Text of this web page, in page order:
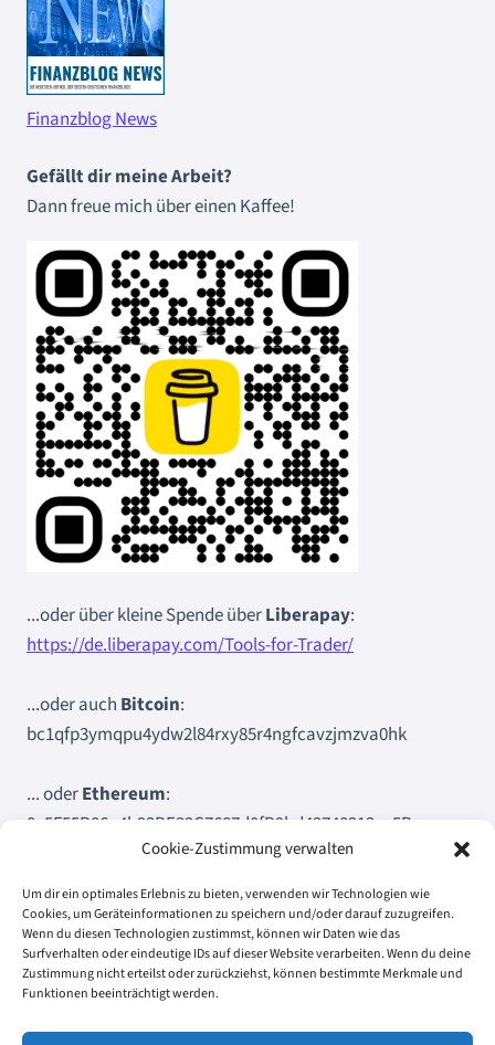
Cookie-Zustimmung verwalten
Um dir ein optimales Erlebnis zu bieten, verwenden wir Technologien wie
Cookies, um Geräteinformationen zu speichern und/oder darauf zuzugreifen.
Wenn du diesen Technologien zustimmst, können wir Daten wie das
Surfverhalten oder eindeutige IDs auf dieser Website verarbeiten. Wenn du deine
Zustimmung nicht erteilst oder zurückziehst, können bestimmte Merkmale und
Funktionen beeinträchtigt werden.
Finanzblog News
Gefällt dir meine Arbeit?
Dann freue mich über einen Kaffee!
...oder über kleine Spende überLiberapay:
https://de.liberapay.com/Tools-for-Trader/
...oder auch Bitcoin:
bc1qfp3ymqpu4ydw2l84rxy85r4ngfcavzjmzva0hk
... oderEthereum:
0x5F55B06a4b93BE32C7687d0fB9bd42740213ee5B
Kontakt Impressum Disclaimer
Datenschutzerklärung
Cookie-Richtlinie (EU)